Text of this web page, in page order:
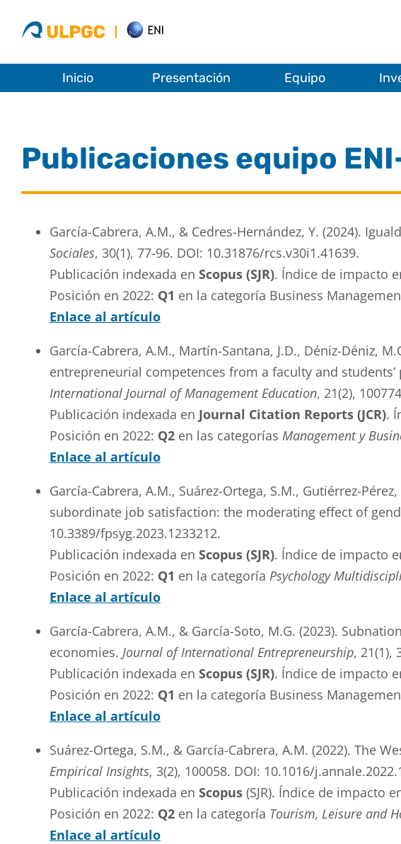
Inicio Presentación Equipo
Publicaciones equipo
García-Cabrera, A.M., & Cedres-Hernández, Y. (2024).
Sociales, 30(1), 77-96. DOI: 10.31876/rcs.v30i1.41639.
Publicación indexada en Scopus (SJR). Índice de impacto
Posición en 2022: Q1 en la categoría Business
Enlace al artículo
García-Cabrera, A.M., Martín-Santana, J.D., Déniz-Déniz,
entrepreneurial competences from a faculty and
International Journal of Management Education, 21(2),
Publicación indexada en Journal Citation Reports (JCR).
Posición en 2022: Q2en las categorías Management y
Enlace al artículo
García-Cabrera, A.M., Suárez-Ortega, S.M., Gutiérrez-
subordinate job satisfaction: the moderating effect of
10.3389/fpsyg.2023.1233212.
Publicación indexada en Scopus (SJR). Índice de impacto
Posición en 2022: Q1 en la categoría Psychology
Enlace al artículo
García-Cabrera, A.M., & García-Soto, M.G. (2023).
economies. Journal of International Entrepreneurship, 21(1),
Publicación indexada en Scopus (SJR). Índice de impacto
Posición en 2022: Q1 en la categoría Business
Enlace al artículo
Suárez-Ortega, S.M., & García-Cabrera, A.M. (2022).
Empirical Insights, 3(2), 100058. DOI: 10.1016/
Publicación indexada en Scopus (SJR). Índice de impacto
Posición en 2022: Q2en la categoría Tourism, Leisure and
Enlace al artículo